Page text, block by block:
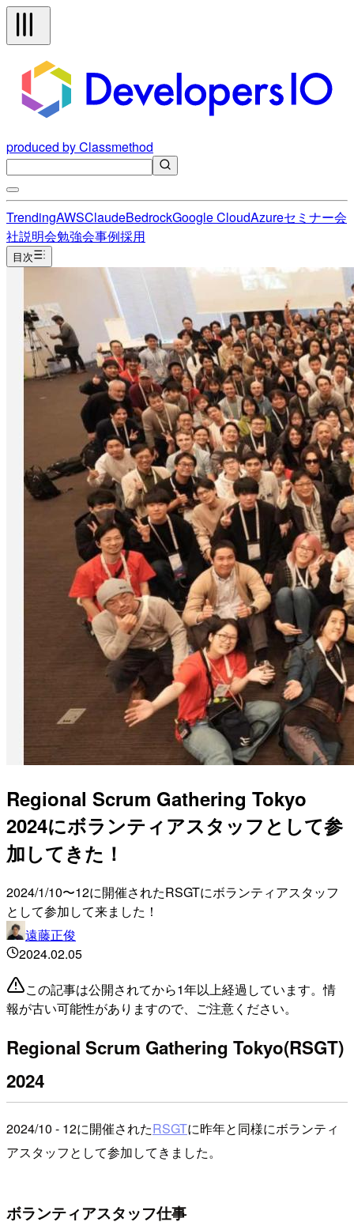
produced by Classmethod
TrendingAWSClaudeBedrockGoogle CloudAzureセミナー会
社説明会勉強会事例採用
目次
Regional Scrum Gathering Tokyo
2024にボランティアスタッフとして参
加してきた！
2024/1/10〜12に開催されたRSGTにボランティアスタッフ
として参加して来ました！
遠藤正俊
2024.02.05
この記事は公開されてから1年以上経過しています。情
報が古い可能性がありますので、ご注意ください。
Regional Scrum Gathering Tokyo(RSGT)
2024
2024/10 - 12に開催されたRSGTに昨年と同様にボランティ
アスタッフとして参加してきました。
ボランティアスタッフ仕事